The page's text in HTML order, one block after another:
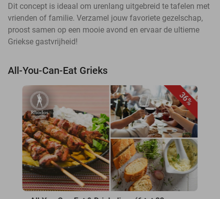
Dit concept is ideaal om urenlang uitgebreid te tafelen met
vrienden of familie. Verzamel jouw favoriete gezelschap,
proost samen op een mooie avond en ervaar de ultieme
Griekse gastvrijheid!
All-You-Can-Eat Grieks
36%